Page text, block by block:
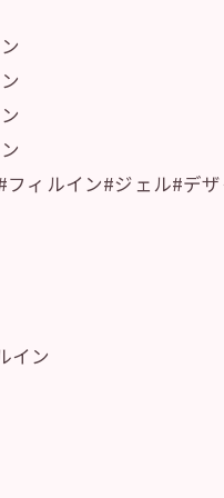
ィルイン#ジェル#デ
イン